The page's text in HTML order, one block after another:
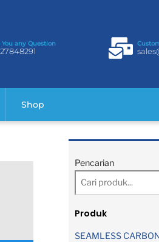
Shop
You any Question
Pencarian
Produk
SEAMLESS